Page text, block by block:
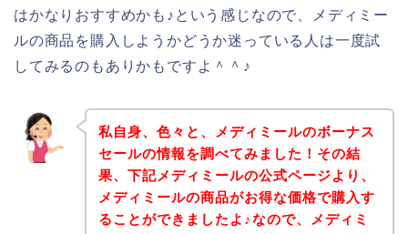
はかなりおすすめかも♪という感じなので、メディミー
ルの商品を購入しようかどうか迷っている人は一度試
してみるのもありかもですよ＾＾♪
私自身、色々と、メディミールのボーナス
セールの情報を調べてみました！その結
果、下記メディミールの公式ページより、
メディミールの商品がお得な価格で購入す
ることができましたよ♪なので、メディミ